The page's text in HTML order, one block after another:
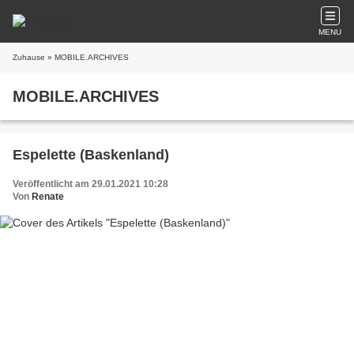
MENU
Zuhause » MOBILE.ARCHIVES
MOBILE.ARCHIVES
Espelette (Baskenland)
Veröffentlicht am 29.01.2021 10:28
Von Renate